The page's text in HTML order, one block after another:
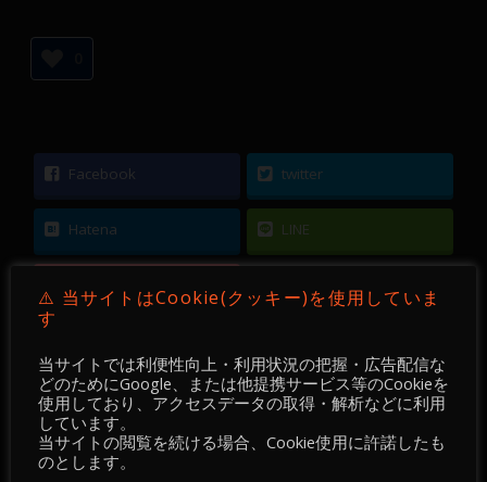
Facebook twitter
Hatena LINE
←【 FX 】 GBPUSD ／ 15分足 ／ 2021年11月04
日 ～ 05日
⚠️ 当サイトはCookie(クッキー)を使用していま
す
当サイトでは利便性向上・利用状況の把握・広告配信な
どのためにGoogle、または他提携サービス等のCookieを
使用しており、アクセスデータの取得・解析などに利用
しています。
当サイトの閲覧を続ける場合、Cookie使用に許諾したも
のとします。